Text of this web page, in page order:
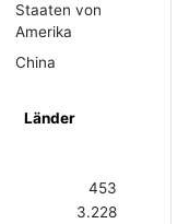
Staaten von
Amerika
China
Länder
453
3.228